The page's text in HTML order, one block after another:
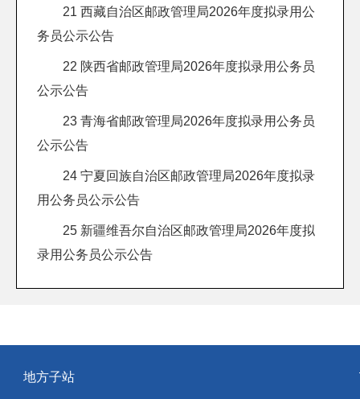
21 西藏自治区邮政管理局2026年度拟录用公
务员公示公告
22 陕西省邮政管理局2026年度拟录用公务员
公示公告
23 青海省邮政管理局2026年度拟录用公务员
公示公告
24 宁夏回族自治区邮政管理局2026年度拟录
用公务员公示公告
25 新疆维吾尔自治区邮政管理局2026年度拟
录用公务员公示公告
地方子站